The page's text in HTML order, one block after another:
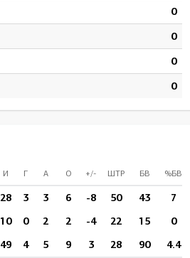
0
0
0
0
И Г А О +/- ШТР БВ %БВ
28 3 3 6 -8 50 43 7
10 0 2 2 -4 22 15 0
49 4 5 9 3 28 90 4.4